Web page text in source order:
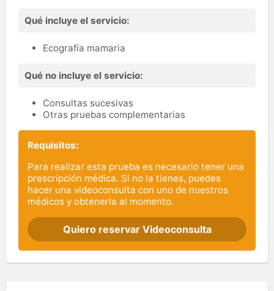
Qué incluye el servicio:
Ecografía mamaria
Qué no incluye el servicio:
Consultas sucesivas
Otras pruebas complementarias
Requisitos:
Para realizar esta prueba es necesario tener una
prescripción médica. Si no la tienes, puedes
hacer una videoconsulta con uno de nuestros
médicos y obtenerla al momento.
Quiero reservar Videoconsulta